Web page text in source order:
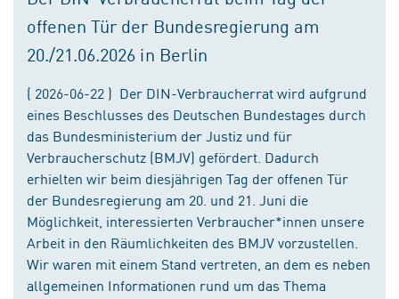
offenen Tür der Bundesregierung am
20./21.06.2026 in Berlin
( 2026-06-22 ) Der DIN-Verbraucherrat wird aufgrund
eines Beschlusses des Deutschen Bundestages durch
das Bundesministerium der Justiz und für
Verbraucherschutz (BMJV) gefördert. Dadurch
erhielten wir beim diesjährigen Tag der offenen Tür
der Bundesregierung am 20. und 21. Juni die
Möglichkeit, interessierten Verbraucher*innen unsere
Arbeit in den Räumlichkeiten des BMJV vorzustellen.
Wir waren mit einem Stand vertreten, an dem es neben
allgemeinen Informationen rund um das Thema